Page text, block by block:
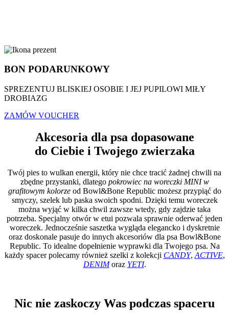
BON PODARUNKOWY
SPREZENTUJ BLISKIEJ OSOBIE I JEJ PUPILOWI MIŁY
DROBIAZG
ZAMÓW VOUCHER
Akcesoria dla psa dopasowane
do Ciebie i Twojego zwierzaka
Twój pies to wulkan energii, który nie chce tracić żadnej chwili na
zbędne przystanki, dlatego pokrowiec na woreczki MINI w
grafitowym kolorze od Bowl&Bone Republic możesz przypiąć do
smyczy, szelek lub paska swoich spodni. Dzięki temu woreczek
można wyjąć w kilka chwil zawsze wtedy, gdy zajdzie taka
potrzeba. Specjalny otwór w etui pozwala sprawnie oderwać jeden
woreczek. Jednocześnie saszetka wygląda elegancko i dyskretnie
oraz doskonale pasuje do innych akcesoriów dla psa Bowl&Bone
Republic. To idealne dopełnienie wyprawki dla Twojego psa. Na
każdy spacer polecamy również szelki z kolekcji CANDY, ACTIVE,
DENIMoraz YETI.
Nic nie zaskoczy Was podczas spaceru